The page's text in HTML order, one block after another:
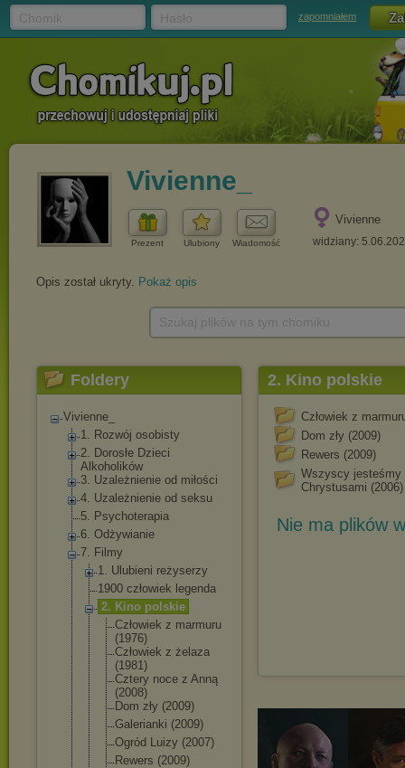
zapomniałem
Vivienne_
Prezent Ulubiony Wiadomość
Vivienne
widziany:
Opis został ukryty. Pokaż opis
Foldery
Vivienne_
1. Rozwój osobisty
2. Dorosłe Dzieci
Alkoholików
3. Uzależnienie od miłości
4. Uzależnienie od seksu
5. Psychoterapia
6. Odżywianie
7. Filmy
1. Ulubieni reżyserzy
1900 człowiek legenda
2. Kino polskie
Człowiek z marmuru
(1976)
Człowiek z żelaza
(1981)
Cztery noce z Anną
(2008)
Dom zły (2009)
Galerianki (2009)
Ogród Luizy (2007)
Rewers (2009)
2. Kino polskie
Człowiek z
Dom zły (2009)
Rewers (2009)
Wszyscy jesteśmy
Chrystusami (2006)
Nie ma plików